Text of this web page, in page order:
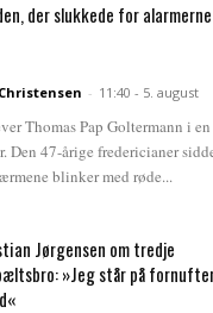
der slukkede for alarmerne
- 11:40 - 5. august
Thomas Pap Goltermann i en
Den 47-årige fredericianer
blinker med røde...
Jørgensen om tredje
»Jeg står på